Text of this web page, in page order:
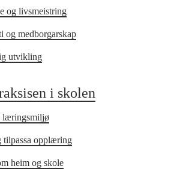
og livsmeistring
og medborgarskap
utvikling
i skolen
læringsmiljø
tilpassa opplæring
heim og skole